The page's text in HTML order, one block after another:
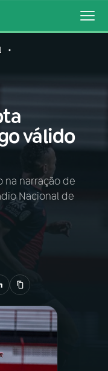
válido
na narração de
Nacional de